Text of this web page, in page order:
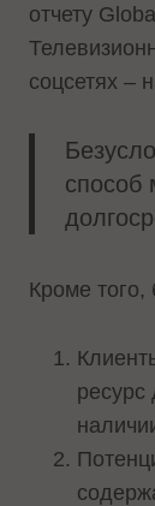
отчету
соцсетях –
способ
Кроме того,
ресурс